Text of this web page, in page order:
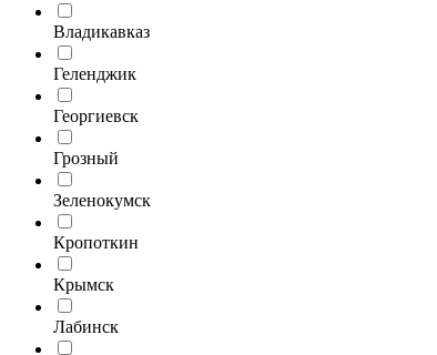
Владикавказ
Геленджик
Георгиевск
Грозный
Зеленокумск
Кропоткин
Крымск
Лабинск